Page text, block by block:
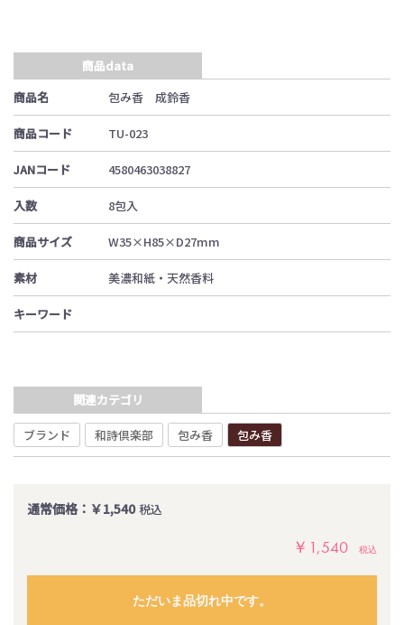
商品data
商品名
包み香 成鈴香
商品コード TU-023
JANコード 4580463038827
入数 8包入
商品サイズ W35×H85×D27mm
素材 美濃和紙・天然香料
キーワード
関連カテゴリ
ブランド 和詩倶楽部 包み香 包み香
通常価格：￥1,540 税込
￥1,540 税込
ただいま品切れ中です。